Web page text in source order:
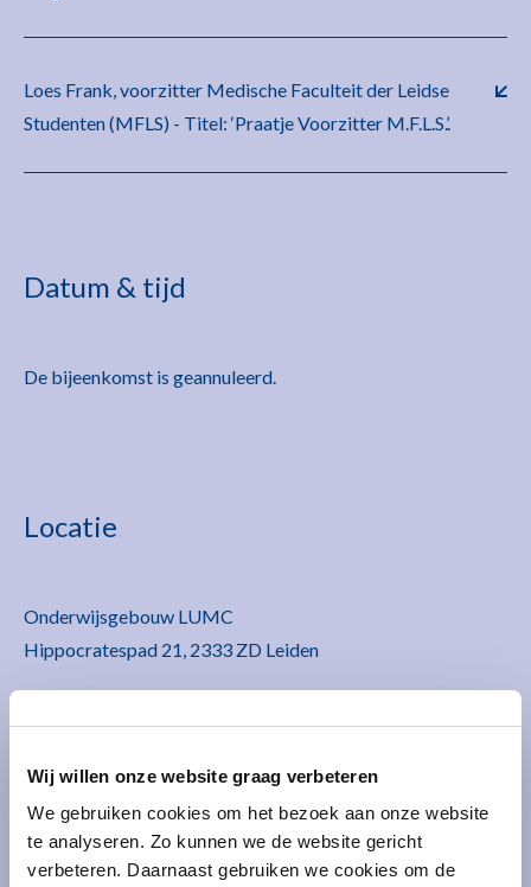
Wij willen onze website graag verbeteren
We gebruiken cookies om het bezoek aan onze website
te analyseren. Zo kunnen we de website gericht
verbeteren. Daarnaast gebruiken we cookies om de
Loes Frank, voorzitter Medische Faculteit der Leidse
Studenten (MFLS) - Titel: ‘Praatje Voorzitter M.F.L.S.’.
Datum & tijd
De bijeenkomst is geannuleerd.
Locatie
Onderwijsgebouw LUMC
Hippocratespad 21, 2333 ZD Leiden
parkeergarage.
Parkeren is mogelijk in de parkeergarage van het LUMC.
Uitrijkaarten voor deze dag zijn beschikbaar.
Extra reistijd van en naar LUMC